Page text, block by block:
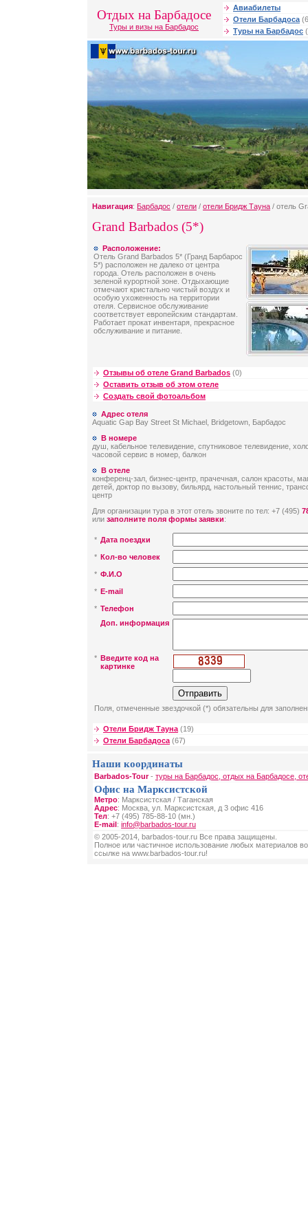
Отдых на Барбадосе
Туры и визы на Барбадос
Авиабилеты
Отели Барбадоса
Туры на Барбадос
Навигация: Барбадос / отели / отели Бридж Тауна / отель
Grand Barbados (5*)
Расположение:
Отель Grand Barbados 5* (Гранд Барбарос
5*) расположен не далеко от центра
города. Отель расположен в очень
зеленой курортной зоне. Отдыхающие
отмечают кристально чистый воздух и
особую ухоженность на территории
отеля. Сервисное обслуживание
соответствует европейским стандартам.
Работает прокат инвентаря, прекрасное
обслуживание и питание.
Отзывы об отеле Grand Barbados (0)
Оставить отзыв об этом отеле
Создать свой фотоальбом
Адрес отеля
Aquatic Gap Bay Street St Michael, Bridgetown, Барбадос
В номере
душ, кабельное телевидение, спутниковое телевидение,
часовой сервис в номер, балкон
В отеле
конференц-зал, бизнес-центр, прачечная, салон красоты,
детей, доктор по вызову, бильярд, настольный теннис,
центр
Для организации тура в этот отель звоните по тел: +7 (495)
или заполните поля формы заявки:
* Дата поездки
* Кол-во человек
* Ф.И.О
* E-mail
* Телефон
Доп. информация
* Введите код на
картинке
Поля, отмеченные звездочкой (*) обязательны для
Отели Бридж Тауна(19)
Отели Барбадоса(67)
Наши координаты
Barbados-Tour- туры на Барбадос, отдых на Барбадосе,
Офис на Марксистской
Метро: Марксистская / Таганская
Адрес: Москва, ул. Марксистская, д 3 офис 416
Тел: +7 (495) 785-88-10 (мн.)
E-mail: info@barbados-tour.ru
© 2005-2014, barbados-tour.ru Все права защищены.
Полное или частичное использование любых материалов
ссылке на www.barbados-tour.ru!